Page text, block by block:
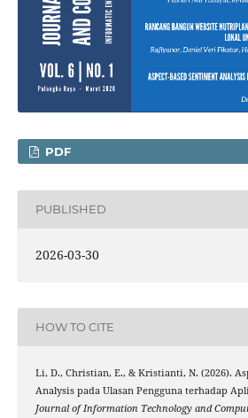
PDF
PUBLISHED
2026-03-30
HOW TO CITE
Li, D., Christian, E., & Kristianti, N. (2026).
Analysis pada Ulasan Pengguna terhadap
Journal of Information Technology and